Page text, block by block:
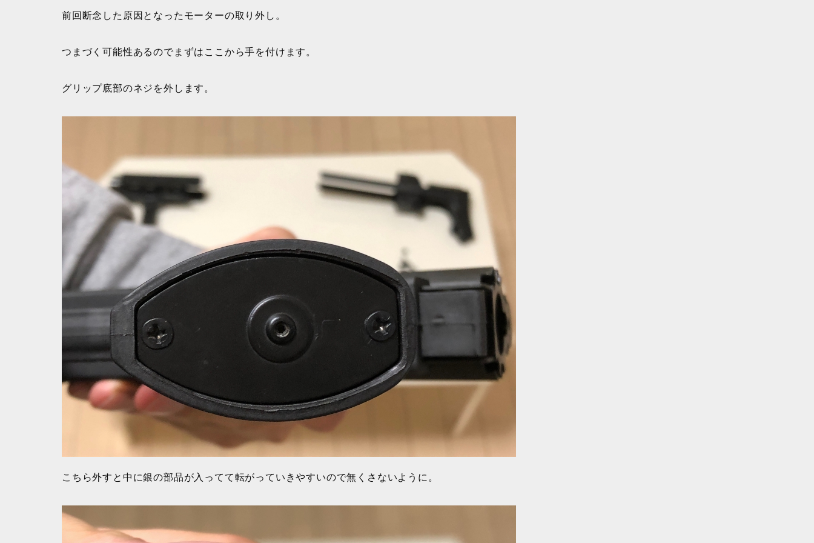
前回断念した原因となったモーターの取り外し。
つまづく可能性あるのでまずはここから手を付けます。
グリップ底部のネジを外します。
こちら外すと中に銀の部品が入ってて転がっていきやすいので無くさないように。